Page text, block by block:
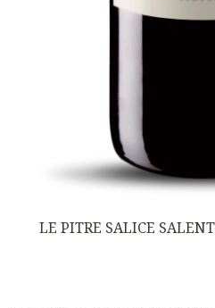
LE PITRE SALICE